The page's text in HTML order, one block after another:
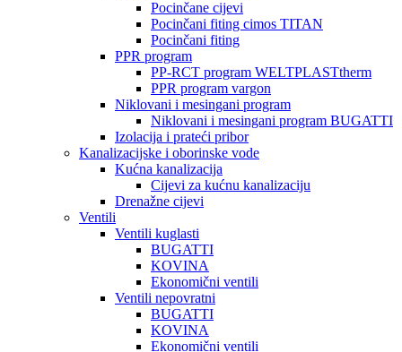
Pocinčane cijevi
Pocinčani fiting cimos TITAN
Pocinčani fiting
PPR program
PP-RCT program WELTPLASTtherm
PPR program vargon
Niklovani i mesingani program
Niklovani i mesingani program BUGATTI
Izolacija i prateći pribor
Kanalizacijske i oborinske vode
Kućna kanalizacija
Cijevi za kućnu kanalizaciju
Drenažne cijevi
Ventili
Ventili kuglasti
BUGATTI
KOVINA
Ekonomični ventili
Ventili nepovratni
BUGATTI
KOVINA
Ekonomični ventili